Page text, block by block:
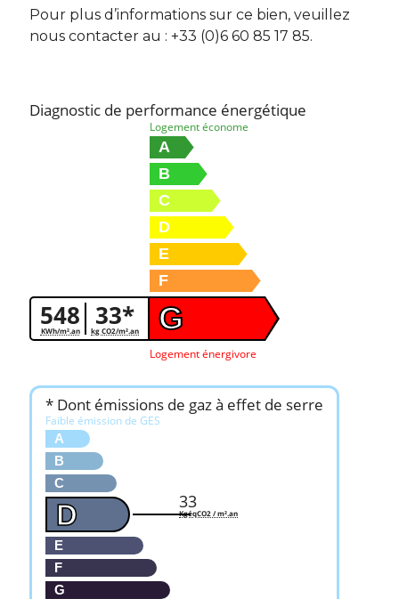
Pour plus d’informations sur ce bien, veuillez
nous contacter au : +33 (0)6 60 85 17 85.
Diagnostic de performance énergétique
548
KWh/m².an 33*
kg CO2/m².an
Logement économe
A
B
C
D
E
F
G
Logement énergivore
* Dont émissions de gaz à effet de serre
Faible émission de GES
A
B
C
D
E
F
G
33
KgéqCO2 / m².an